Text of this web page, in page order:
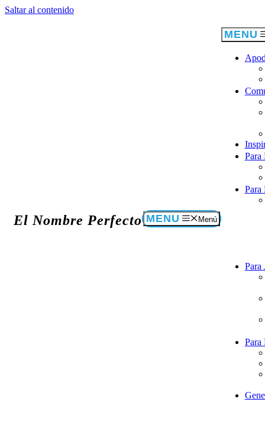
Saltar al contenido
Menú
Para
Para
Para
Para